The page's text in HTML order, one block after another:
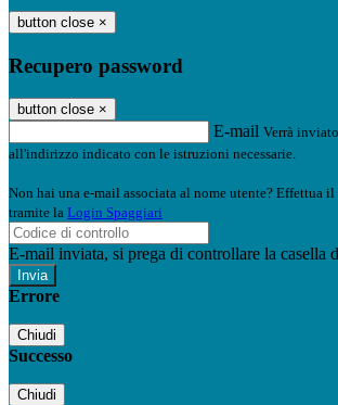
button close ×
Recupero password
button close ×
E-mail Verrà
all'indirizzo indicato con le istruzioni necessarie.
Non hai una e-mail associata al nome utente? Effettua il
tramite la Login Spaggiari
E-mail inviata, si prega di controllare la casella
Errore
Chiudi
Successo
Chiudi